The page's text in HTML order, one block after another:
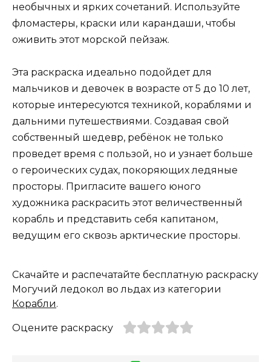
необычных и ярких сочетаний. Используйте
фломастеры, краски или карандаши, чтобы
оживить этот морской пейзаж.
Эта раскраска идеально подойдет для
мальчиков и девочек в возрасте от 5 до 10 лет,
которые интересуются техникой, кораблями и
дальними путешествиями. Создавая свой
собственный шедевр, ребёнок не только
проведет время с пользой, но и узнает больше
о героических судах, покоряющих ледяные
просторы. Пригласите вашего юного
художника раскрасить этот величественный
корабль и представить себя капитаном,
ведущим его сквозь арктические просторы.
Скачайте и распечатайте бесплатную раскраску
Могучий ледокол во льдах из категории
Корабли.
Оцените раскраску